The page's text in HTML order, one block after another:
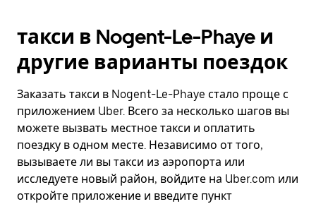
такси в Nogent-Le-Phaye и
другие варианты поездок
Заказать такси в Nogent-Le-Phaye стало проще с
приложением Uber. Всего за несколько шагов вы
можете вызвать местное такси и оплатить
поездку в одном месте. Независимо от того,
вызываете ли вы такси из аэропорта или
исследуете новый район, войдите на Uber.com или
откройте приложение и введите пункт